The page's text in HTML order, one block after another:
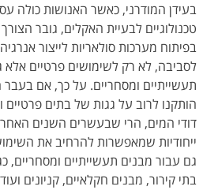
בעידן המודרני, כאשר האנושות כולה
טכנולוגיים לבעיית האקלים, גובר
בפיתוח מערכות סולאריות לייצור
לסביבה, לא רק לשימושים פרטיים אלא
תעשייתיים ומסחריים. על כך, אם בעבר
הותקנו לרוב על גגות של בתים פרטיים
דודי המים, הרי שבעשרים השנים
ייחודיות שמאפשרות להרחיב את
גם עבור מבנים תעשייתיים ומסחריים,
בתי קירור, מבנים חקלאיים, קניונים